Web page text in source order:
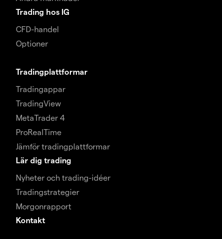
Trading hos IG
CFD-handel
Optioner
Tradingplattformar
Tradingappar
TradingView
MetaTrader 4
ProRealTime
Jämför tradingplattformar
Lär dig trading
Nyheter och trading-idéer
Tradingstrategier
Morgonrapport
Kontakt